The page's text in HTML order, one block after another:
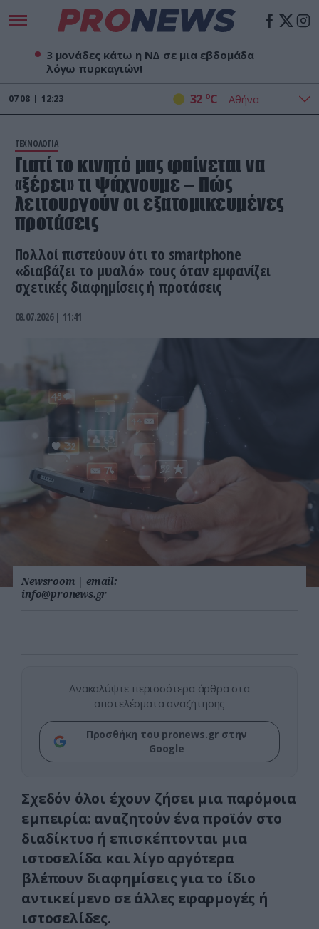
3 μονάδες κάτω η ΝΔ σε μια εβδομάδα
λόγω πυρκαγιών!
07 08 12:23 32 oC
ΤΕΧΝΟΛΟΓΙΑ
Γιατί το κινητό μας φαίνεται να
«ξέρει» τι ψάχνουμε – Πώς
λειτουργούν οι εξατομικευμένες
προτάσεις
Πολλοί πιστεύουν ότι το smartphone
«διαβάζει το μυαλό» τους όταν εμφανίζει
σχετικές διαφημίσεις ή προτάσεις
08.07.2026 | 11:41
Newsroom | email:
info@pronews.gr
Ανακαλύψτε περισσότερα άρθρα στα
αποτελέσματα αναζήτησης
Προσθήκη του pronews.gr στην
Google
Σχεδόν όλοι έχουν ζήσει μια παρόμοια
εμπειρία: αναζητούν ένα προϊόν στο
διαδίκτυο ή επισκέπτονται μια
ιστοσελίδα και λίγο αργότερα
βλέπουν διαφημίσεις για το ίδιο
αντικείμενο σε άλλες εφαρμογές ή
ιστοσελίδες.